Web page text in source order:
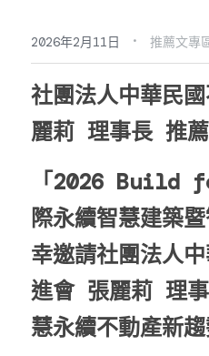
APIGBA
2026年2月11日 · 推薦文專
社團法人中華民
麗莉 理事長 推
「2026 Build
際永續智慧建築
幸邀請社團法人
進會 張麗莉 理
慧永續不動產新趨